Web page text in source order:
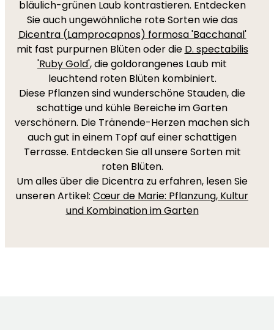
bläulich-grünen Laub kontrastieren. Entdecken
Sie auch ungewöhnliche rote Sorten wie das
Dicentra (Lamprocapnos) formosa 'Bacchanal'
mit fast purpurnen Blüten oder die D. spectabilis
'Ruby Gold', die goldorangenes Laub mit
leuchtend roten Blüten kombiniert.
Diese Pflanzen sind wunderschöne Stauden, die
schattige und kühle Bereiche im Garten
verschönern. Die Tränende-Herzen machen sich
auch gut in einem Topf auf einer schattigen
Terrasse. Entdecken Sie all unsere Sorten mit
roten Blüten.
Um alles über die Dicentra zu erfahren, lesen Sie
unseren Artikel: Cœur de Marie: Pflanzung, Kultur
und Kombination im Garten